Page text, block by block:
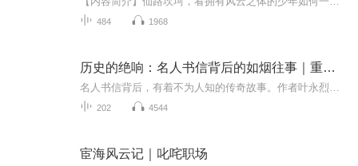
484 1968
历史的绝响：名人书信背后的如烟往事｜重现叱咤风云的政坛人物、艺术家、科学大家等的历史命运
202 4544
宦海风云记｜叱咤职场